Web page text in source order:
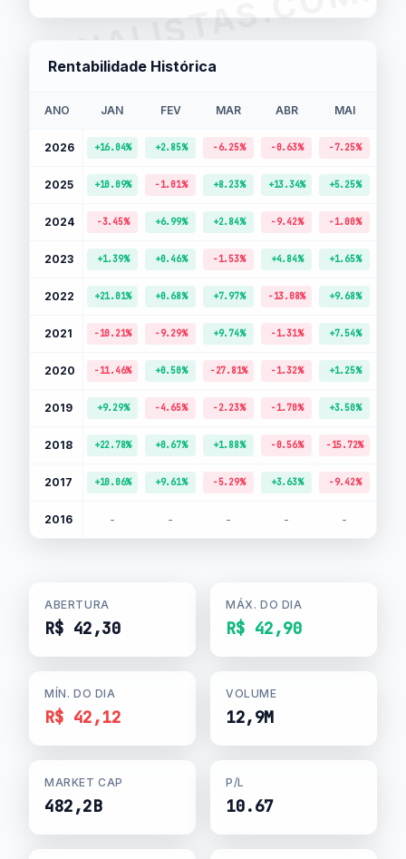
Rentabilidade Histórica
ANO JAN FEV MAR ABR MAI
2026 +16.04% +2.85% -6.25% -0.63% -7.25%
2025 +10.09% -1.01% +8.23% +13.34% +5.25%
2024 -3.45% +6.99% +2.84% -9.42% -1.00%
2023 +1.39% +0.46% -1.53% +4.84% +1.65%
2022 +21.01% +0.68% +7.97% -13.08% +9.68%
2021 -10.21% -9.29% +9.74% -1.31% +7.54%
2020 -11.46% +0.50% -27.81% -1.32% +1.25%
2019 +9.29% -4.65% -2.23% -1.70% +3.50%
2018 +22.78% +0.67% +1.88% -0.56% -15.72%
2017 +10.06% +9.61% -5.29% +3.63% -9.42%
2016 - - - - -
ABERTURA
R$ 42,30
MÁX. DO DIA
R$ 42,90
MÍN. DO DIA
R$ 42,12
VOLUME
12,9M
MARKET CAP
482,2B
P/L
10.67